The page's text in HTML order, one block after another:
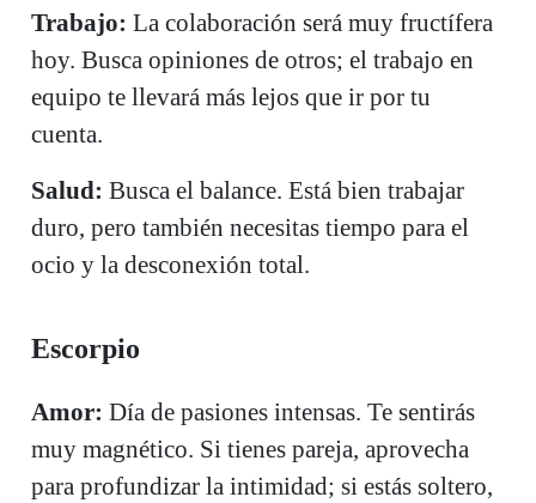
Trabajo: La colaboración será muy fructífera
hoy. Busca opiniones de otros; el trabajo en
equipo te llevará más lejos que ir por tu
cuenta.
Salud: Busca el balance. Está bien trabajar
duro, pero también necesitas tiempo para el
ocio y la desconexión total.
Escorpio
Amor: Día de pasiones intensas. Te sentirás
muy magnético. Si tienes pareja, aprovecha
para profundizar la intimidad; si estás soltero,